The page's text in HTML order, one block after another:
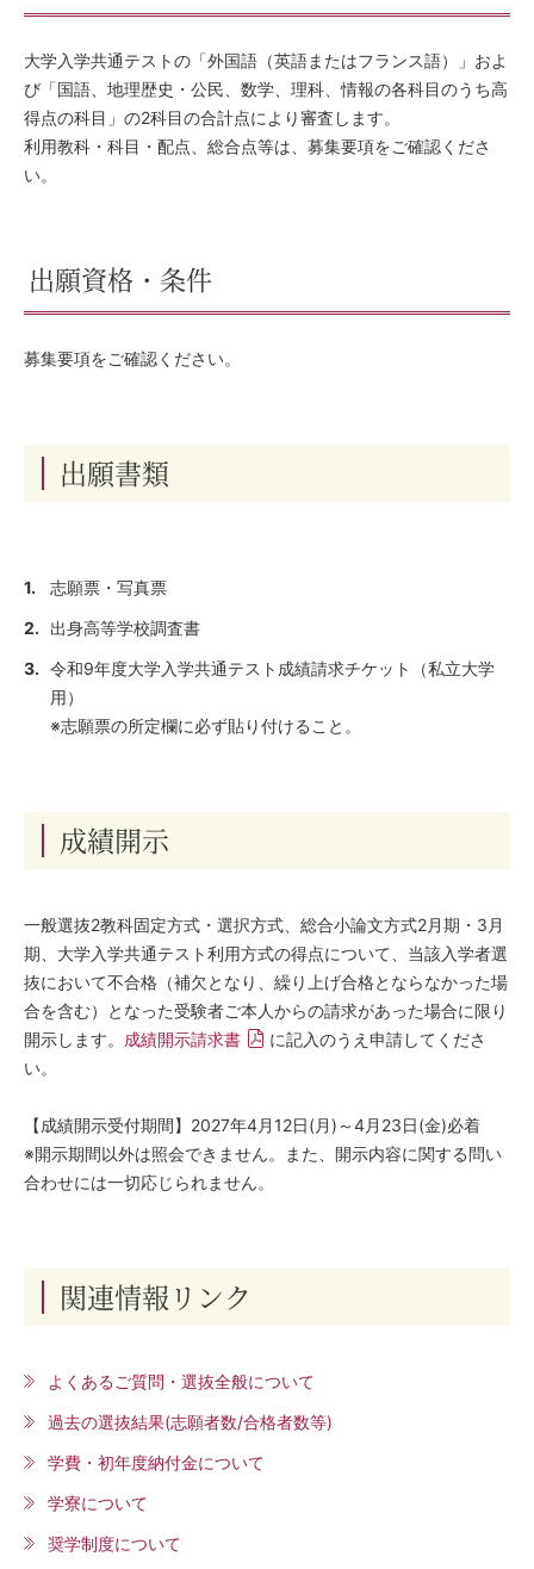
大学入学共通テストの「外国語（英語またはフランス語）」およ
び「国語、地理歴史・公民、数学、理科、情報の各科目のうち高
得点の科目」の2科目の合計点により審査します。
利用教科・科目・配点、総合点等は、募集要項をご確認くださ
い。
出願資格・条件
募集要項をご確認ください。
出願書類
志願票・写真票
出身高等学校調査書
令和9年度大学入学共通テスト成績請求チケット（私立大学
用）
※志願票の所定欄に必ず貼り付けること。
成績開示
一般選抜2教科固定方式・選択方式、総合小論文方式2月期・3月
期、大学入学共通テスト利用方式の得点について、当該入学者選
抜において不合格（補欠となり、繰り上げ合格とならなかった場
合を含む）となった受験者ご本人からの請求があった場合に限り
開示します。 成績開示請求書
に記入のうえ申請してくださ
い。
【成績開示受付期間】2027年4月12日(月)～4月23日(金)必着
※開示期間以外は照会できません。また、開示内容に関する問い
合わせには一切応じられません。
関連情報リンク
よくあるご質問・選抜全般について
過去の選抜結果(志願者数/合格者数等)
学費・初年度納付金について
学寮について
奨学制度について